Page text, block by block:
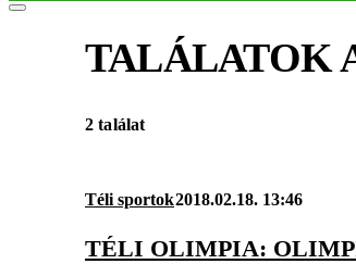
TALÁLATOK
2 találat
Téli sportok2018.02.18. 13:46
TÉLI OLIMPIA: